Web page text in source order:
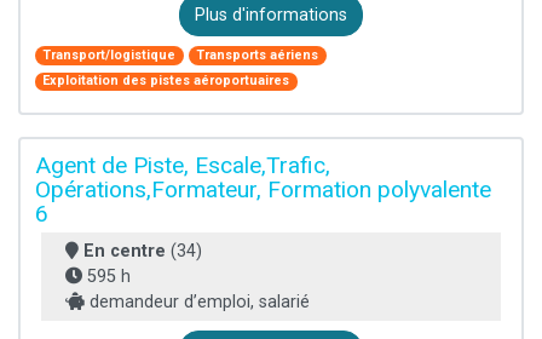
Plus d'informations
Transport/logistique
Transports aériens
Exploitation des pistes aéroportuaires
Agent de Piste, Escale,Trafic,
Opérations,Formateur, Formation polyvalente
6
En centre (34)
595 h
demandeur d’emploi, salarié